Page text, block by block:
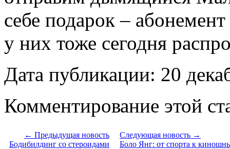
себе подарок –
у них тоже сегодня
Дата публикации: 20
Комментирование этой
← Предыдущая новость
Бодибилдинг со стероидами
Следующая новость →
Боло Янг: от спорта к